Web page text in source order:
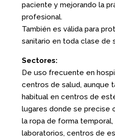
paciente y mejorando la
profesional.
También es válida para
sanitario en toda clase de
Sectores:
De uso frecuente en
centros de salud, aunque
habitual en centros de
lugares donde se precise
la ropa de forma
laboratorios, centros de